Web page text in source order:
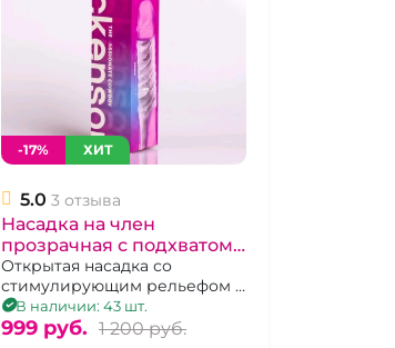
-17% ХИТ
5.0 3 отзыва
Насадка на член
прозрачная с подхватом
"Dickenson" Страстный
ковбой
Открытая насадка со
стимулирующим рельефом и
пупырышками, с подхватом
под мошонку
В наличии: 43 шт.
999 pуб. 1 200 pуб.